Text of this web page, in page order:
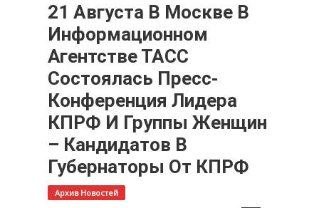
21 Августа В Москве В
Информационном
Агентстве ТАСС
Состоялась Пресс-
Конференция Лидера
КПРФ И Группы Женщин
– Кандидатов В
Губернаторы От КПРФ
Архив Новостей